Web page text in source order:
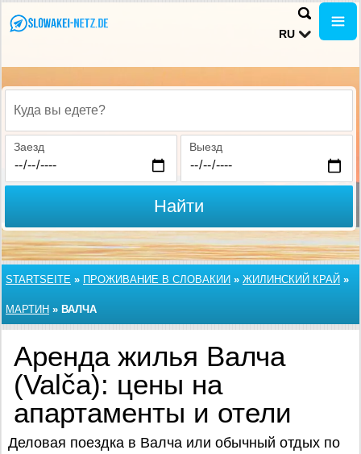
RU
Куда вы едете?
Заезд Выезд
Найти
STARTSEITE » ПРОЖИВАНИЕ В СЛОВАКИИ » ЖИЛИНСКИЙ КРАЙ »
МАРТИН » ВАЛЧА
Аренда жилья Валча
(Valča): цены на
апартаменты и отели
Деловая поездка в Валча или обычный отдых по